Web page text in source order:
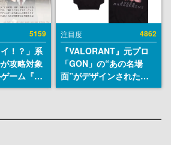
5159
！？」系
攻略対象
ーム『美
Steamス
開。「お
自重しろ
注目度 4862
『VALORANT』元プロ
「GON」の“あの名場
面”がデザインされた新
作グッズが本日8月5日よ